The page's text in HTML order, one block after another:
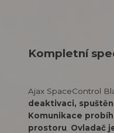
Kompletní
Ajax SpaceControl
deaktivaci,
Komunikace
prostoru Ovladač